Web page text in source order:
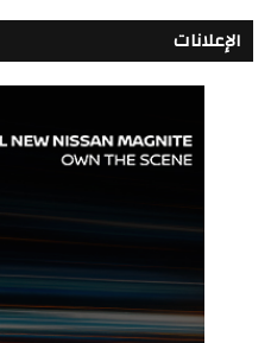
الإعلانات